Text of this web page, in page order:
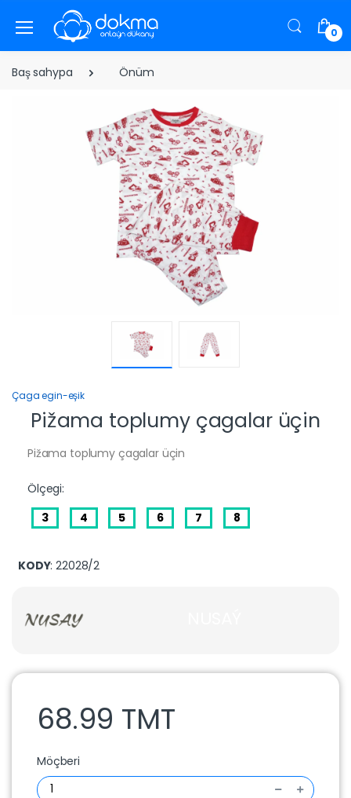
0
Baş sahypa Önüm
Çaga egin-eşik
Pižama toplumy çagalar üçin
Pižama toplumy çagalar üçin
Ölçegi:
3
4 5 6 7 8
KODY: 22028/2
68.99 TMT
Möçberi